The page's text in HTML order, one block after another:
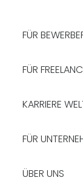
FÜR
FÜR
KARRIERE
FÜR
ÜBER UNS